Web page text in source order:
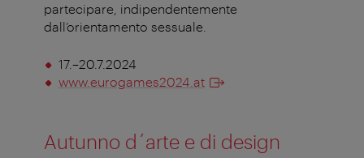
partecipare, indipendentemente
dall’orientamento sessuale.
17.–20.7.2024
www.eurogames2024.at
Autunno d´arte e di design